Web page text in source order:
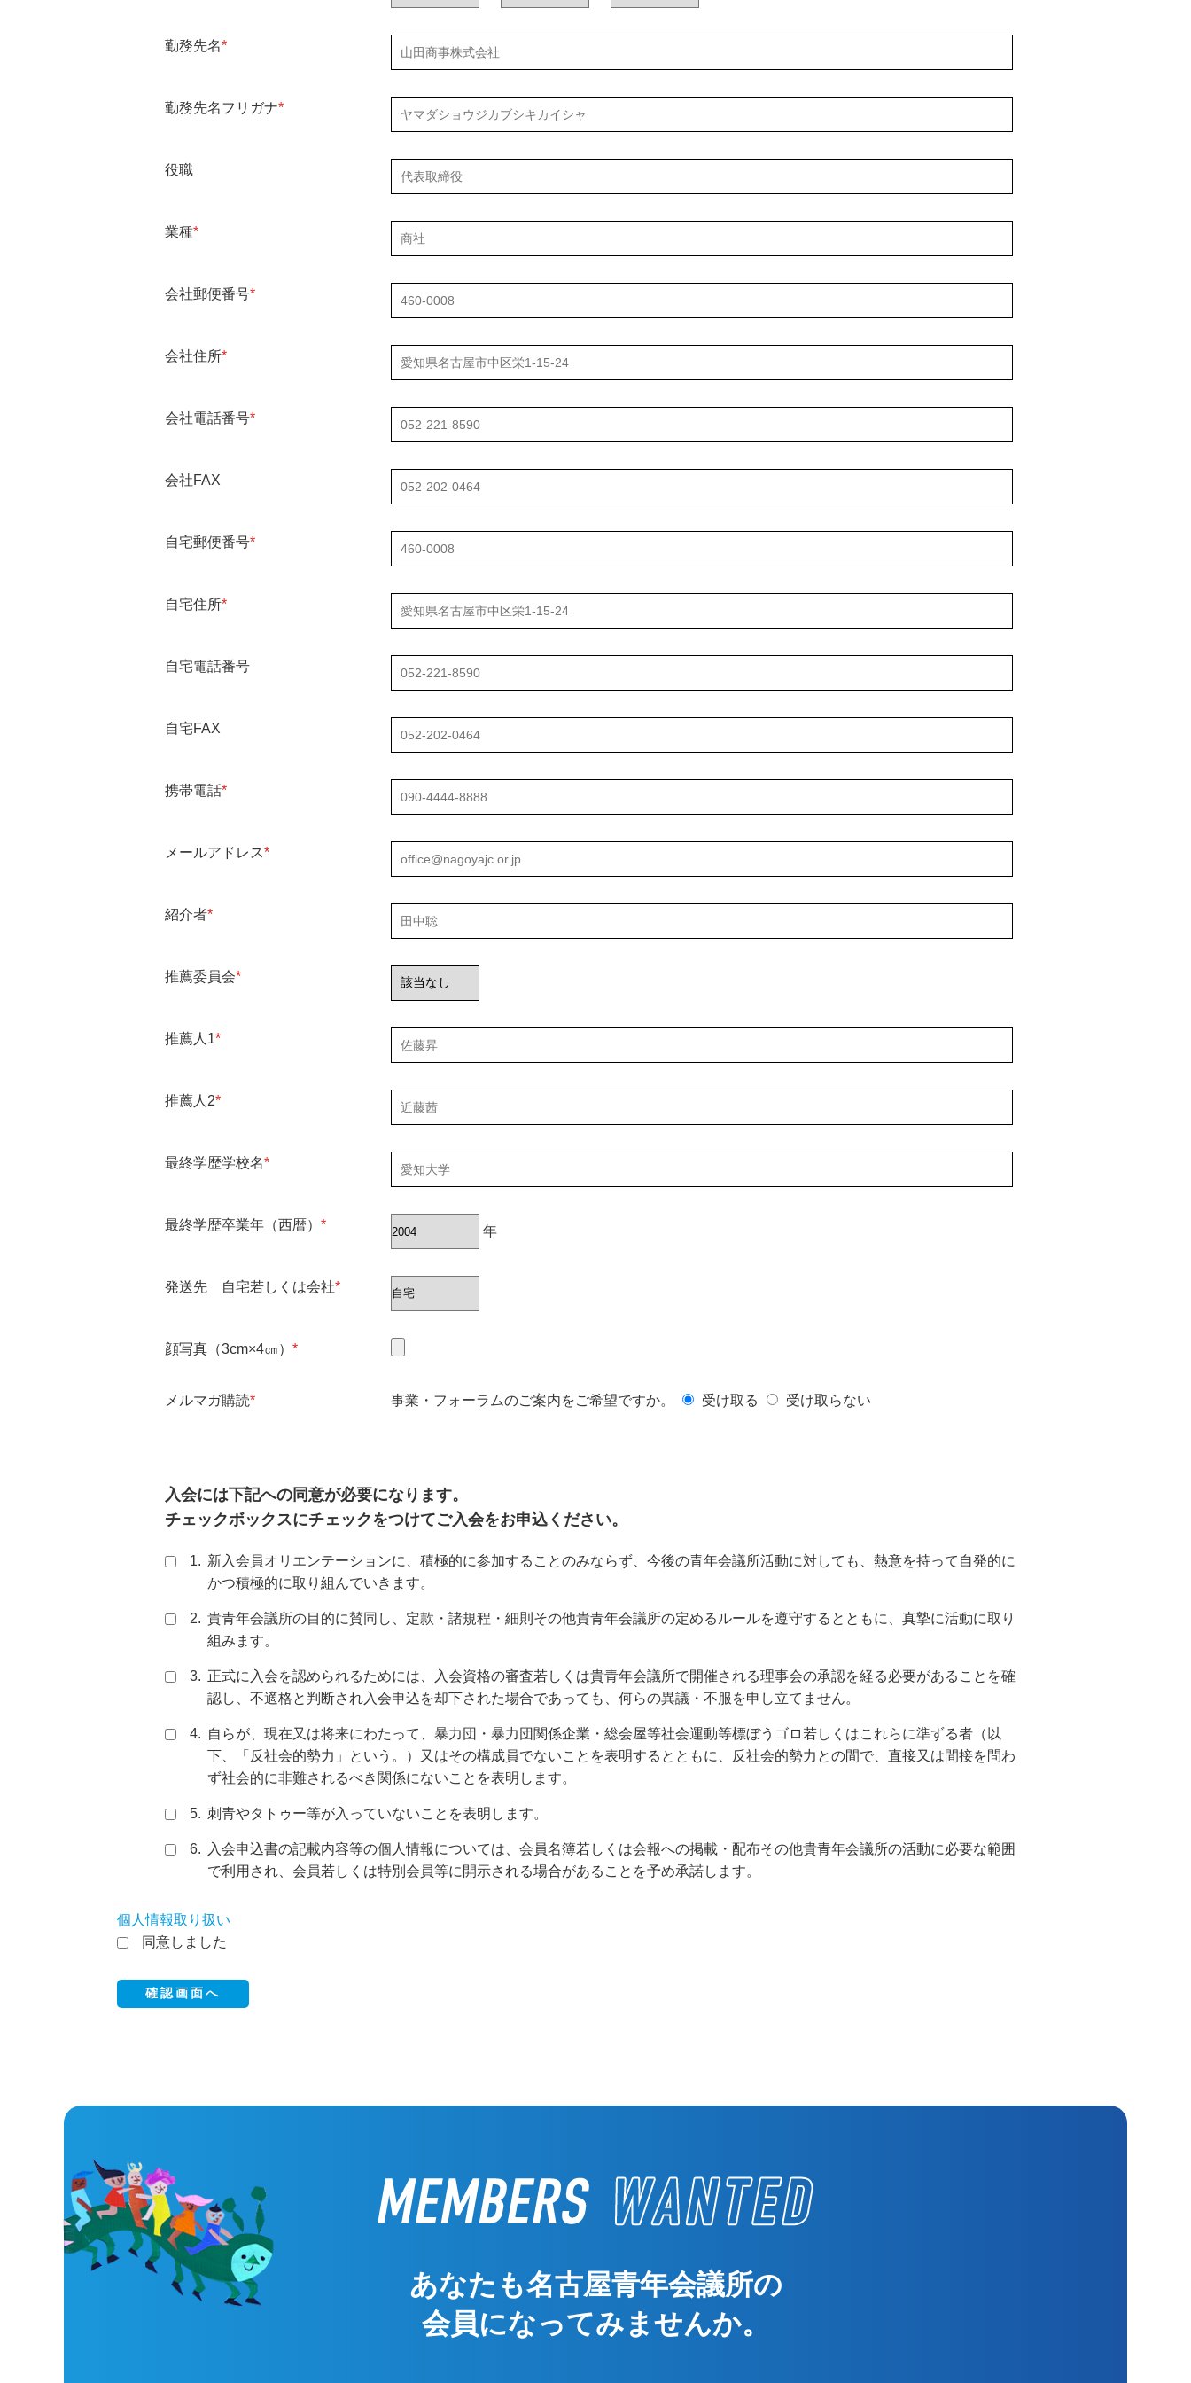
勤務先名*
勤務先名フリガナ*
役職
業種*
会社郵便番号*
会社住所*
会社電話番号*
会社FAX
自宅郵便番号*
自宅住所*
自宅電話番号
自宅FAX
携帯電話*
メールアドレス*
紹介者*
推薦委員会*
推薦人1*
推薦人2*
最終学歴学校名*
最終学歴卒業年（西暦） * 年
発送先 自宅若しくは会社*
顔写真（3cm×4㎝） *
メルマガ購読* 事業・フォーラムのご案内をご希望ですか。 受け取る 受け取らない
入会には下記への同意が必要になります。
チェックボックスにチェックをつけてご入会をお申込ください。
新入会員オリエンテーションに、積極的に参加することのみならず、今後の青年会議所活動に対しても、熱意を持って自発的に
かつ積極的に取り組んでいきます。
貴青年会議所の目的に賛同し、定款・諸規程・細則その他貴青年会議所の定めるルールを遵守するとともに、真摯に活動に取り
組みます。
正式に入会を認められるためには、入会資格の審査若しくは貴青年会議所で開催される理事会の承認を経る必要があることを確
認し、不適格と判断され入会申込を却下された場合であっても、何らの異議・不服を申し立てません。
自らが、現在又は将来にわたって、暴力団・暴力団関係企業・総会屋等社会運動等標ぼうゴロ若しくはこれらに準ずる者（以
下、「反社会的勢力」という。）又はその構成員でないことを表明するとともに、反社会的勢力との間で、直接又は間接を問わ
ず社会的に非難されるべき関係にないことを表明します。
刺青やタトゥー等が入っていないことを表明します。
入会申込書の記載内容等の個人情報については、会員名簿若しくは会報への掲載・配布その他貴青年会議所の活動に必要な範囲
で利用され、会員若しくは特別会員等に開示される場合があることを予め承諾します。
個人情報取り扱い
同意しました
あなたも名古屋青年会議所の
会員になってみませんか。